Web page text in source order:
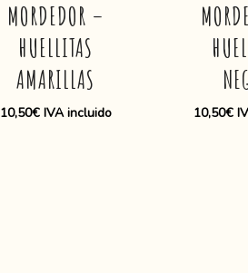
MORDEDOR –
HUELLITAS
AMARILLAS
10,50€ IVA incluido 10,50€